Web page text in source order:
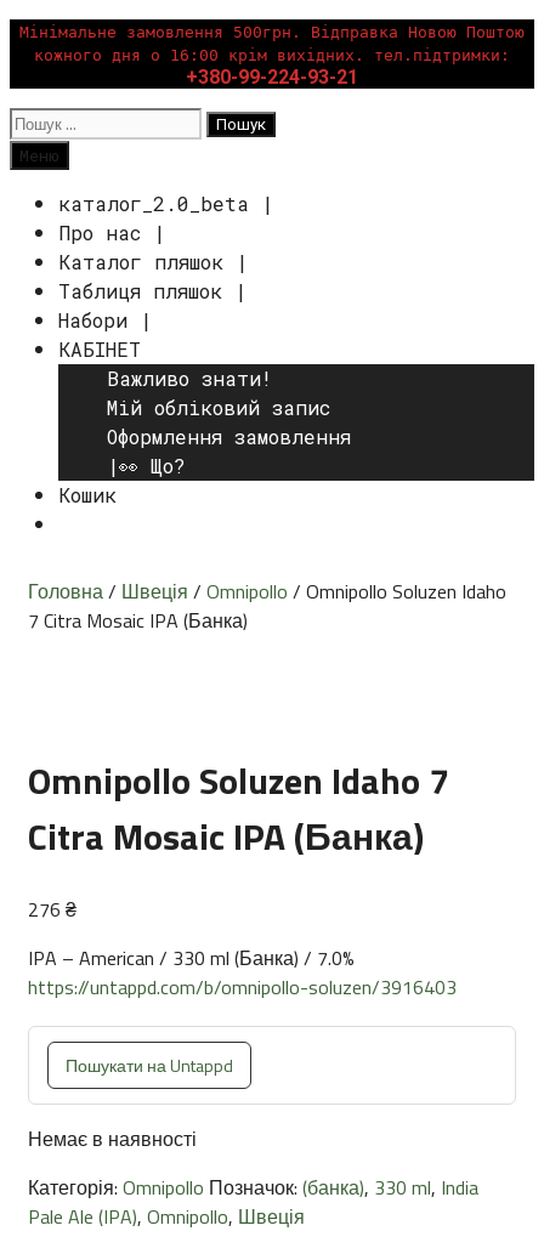
Перейти
вмісту
Мінімальне замовлення 500грн. Відправка Новою Поштою
кожного дня о 16:00 крім вихідних. тел.підтримки:
+380-99-224-93-21
Пошук:
Пошук
Меню
каталог_2.0_beta |
Про нас |
Каталог пляшок |
Таблиця пляшок |
Набори |
КАБІНЕТ
Важливо знати!
Мій обліковий запис
Оформлення замовлення
|👀 Що?
Кошик
Головна/ Швеція / Omnipollo / Omnipollo Soluzen Idaho
7 Citra Mosaic IPA (Банка)
Omnipollo Soluzen Idaho 7
Citra Mosaic IPA (Банка)
276 ₴
IPA – American / 330 ml (Банка) / 7.0%
https://untappd.com/b/omnipollo-soluzen/3916403
Пошукати на Untappd
Немає в наявності
Категорія: Omnipollo Позначок: (банка), 330 ml, India
Pale Ale (IPA), Omnipollo, Швеція